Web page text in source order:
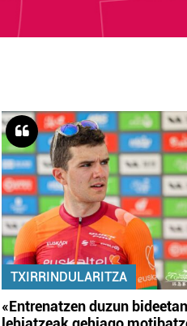
TXIRRINDULARITZA
«Entrenatzen duzun bideetan